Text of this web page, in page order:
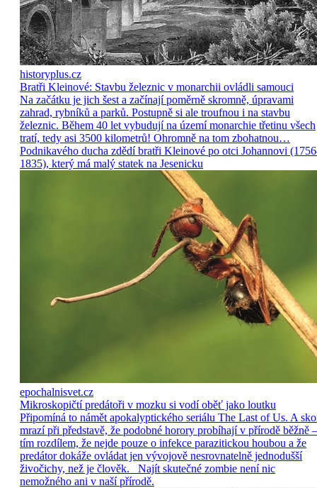
historyplus.cz
Bratři Kleinové: Stavbu železnic v monarchii ovládli samouci
Na začátku je jich šest a začínají poměrně skromně, úpravami
zahrad, rybníků a parků. Postupně si ale troufnou i na stavbu
železnic. Během 40 let vybudují na území monarchie třetinu všech
tratí, tedy asi 3500 kilometrů! Ohromně na tom zbohatnou…
Podnikavého ducha zdědí bratři Kleinové po otci Johannovi
1835), který má malý statek na Jesenicku
epochalnisvet.cz
Mikroskopičtí predátoři v mozku si vodí oběť jako loutku
Připomíná to námět apokalyptického seriálu The Last of Us. A
mrazí při představě, že podobné horory probíhají v přírodě běžně
tím rozdílem, že nejde pouze o infekce parazitickou houbou a že
predátor dokáže ovládat jen vývojově nesrovnatelně jednodušší
živočichy, než je člověk. Najít skutečné zombie není nic
nemožného ani v naší přírodě.